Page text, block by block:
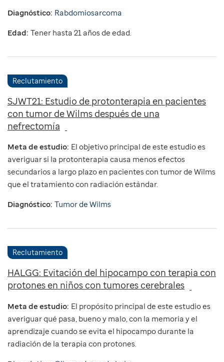
Diagnóstico: Rabdomiosarcoma
Edad: Tener hasta 21 años de edad.
Reclutamiento
SJWT21: Estudio de protonterapia en pacientes
con tumor de Wilms después de una
nefrectomía
Meta de estudio: El objetivo principal de este estudio es
averiguar si la protonterapia causa menos efectos
secundarios a largo plazo en pacientes con tumor de Wilms
que el tratamiento con radiación estándar.
Diagnóstico: Tumor de Wilms
Reclutamiento
HALGG: Evitación del hipocampo con terapia con
protones en niños con tumores cerebrales
Meta de estudio: El propósito principal de este estudio es
averiguar qué pasa, bueno y malo, con la memoria y el
aprendizaje cuando se evita el hipocampo durante la
radiación de la terapia con protones.